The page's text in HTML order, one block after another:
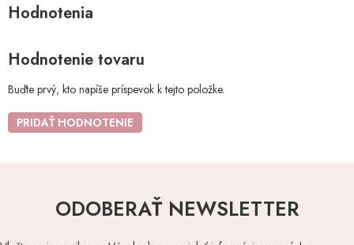
Hodnotenie tovaru
Buďte prvý, kto napíše príspevok k tejto položke.
PRIDAŤ HODNOTENIE
ODOBERAŤ NEWSLETTER